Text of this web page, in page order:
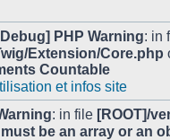
PHP Warning: in
Extension/Core.php
Countable
et infos site
: in file [ROOT]/
be an array or an